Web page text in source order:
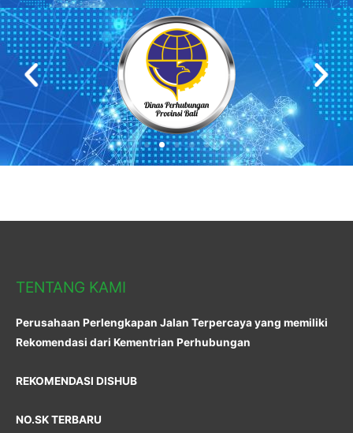
TENTANG KAMI
Perusahaan Perlengkapan Jalan Terpercaya yang memiliki
Rekomendasi dari Kementrian Perhubungan
REKOMENDASI DISHUB
NO.SK TERBARU